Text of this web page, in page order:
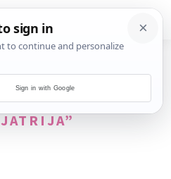
REZULTATA ZA TAG
Sign in with Google